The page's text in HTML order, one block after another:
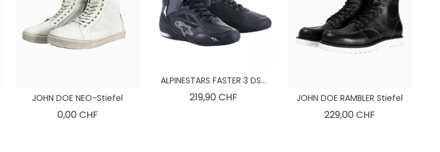
JOHN DOE NEO-Stiefel
0,00 CHFPreis
ALPINESTARS FASTER 3 DS...
219,90 CHF JOHN DOE RAMBLER Stiefel
229,00 CHF